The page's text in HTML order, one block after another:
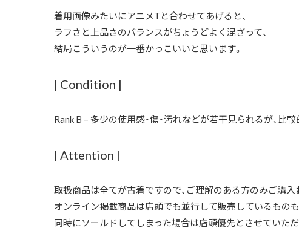
着用画像みたいにアニメTと合わせてあげると、
ラフさと上品さのバランスがちょうどよく混ざって、
結局こういうのが一番かっこいいと思います。
| Condition |
Rank B – 多少の使用感・傷・汚れなどが若干見られるが、比
| Attention |
取扱商品は全てが古着ですので、ご理解のある方のみご購入
オンライン掲載商品は店頭でも並行して販売しているものも
同時にソールドしてしまった場合は店頭優先とさせていた